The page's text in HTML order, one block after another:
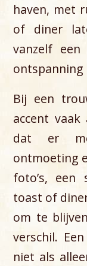
haven, met
of diner
vanzelf
ontspanning
Bij een
accent
dat er
ontmoeting
foto’s, een
toast of
om te
verschil.
niet als